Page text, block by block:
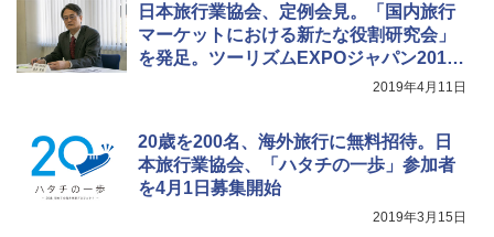
日本旅行業協会、定例会見。「国内旅行
マーケットにおける新たな役割研究会」
を発足。ツーリズムEXPOジャパン2019
2019年4月11日
20歳を200名、海外旅行に無料招待。日
本旅行業協会、「ハタチの一歩」参加者
を4月1日募集開始
2019年3月15日